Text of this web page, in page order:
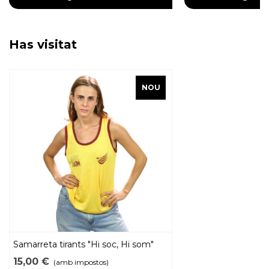
Has visitat
NOU
Samarreta tirants "Hi soc, Hi som"
2026
15,00 € (amb impostos)